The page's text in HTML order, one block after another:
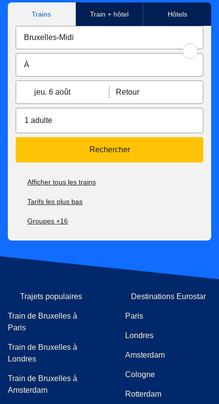
Trains Train + hôtel Hôtels
jeu. 6 août Retour
1 adulte
Rechercher
Afficher tous les trains
Tarifs les plus bas
Groupes +16
Trajets populaires
Train de Bruxelles à
Paris
Train de Bruxelles à
Londres
Train de Bruxelles à
Amsterdam
Destinations Eurostar
Paris
Londres
Amsterdam
Cologne
Rotterdam